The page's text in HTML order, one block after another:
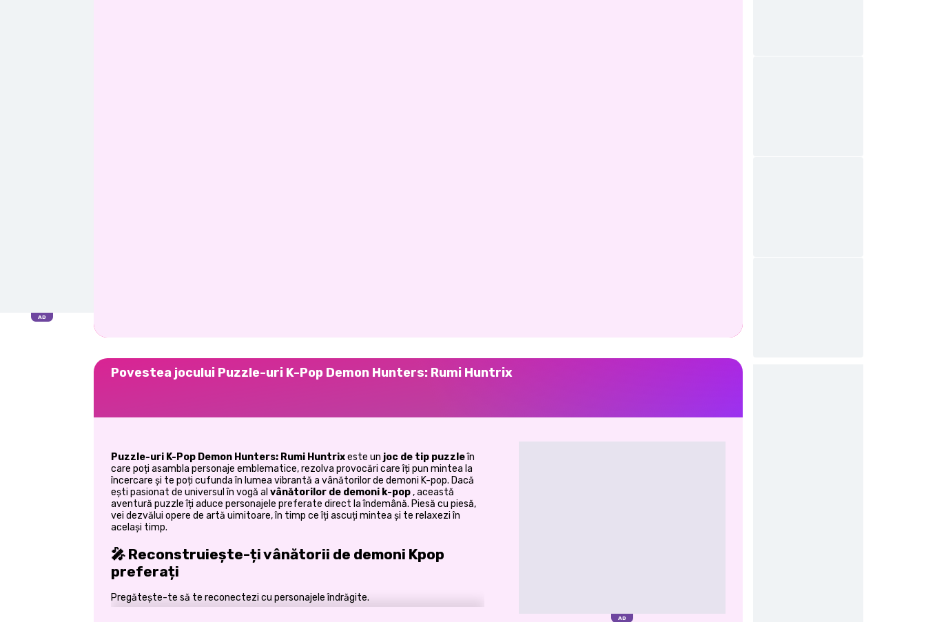
Povestea jocului Puzzle-uri K-Pop Demon Hunters: Rumi Huntrix
Puzzle-uri K-Pop Demon Hunters: Rumi Huntrixeste un joc de tip puzzleîn
care poți asambla personaje emblematice, rezolva provocări care îți pun mintea la
încercare și te poți cufunda în lumea vibrantă a vânătorilor de demoni K-pop. Dacă
ești pasionat de universul în vogă al vânătorilor de demoni k-pop, această
aventură puzzle îți aduce personajele preferate direct la îndemână. Piesă cu piesă,
vei dezvălui opere de artă uimitoare, în timp ce îți ascuți mintea și te relaxezi în
același timp.
🎤 Reconstruiește-ți vânătorii de demoni Kpop
preferați
Pregătește-te să te reconectezi cu personajele îndrăgite.